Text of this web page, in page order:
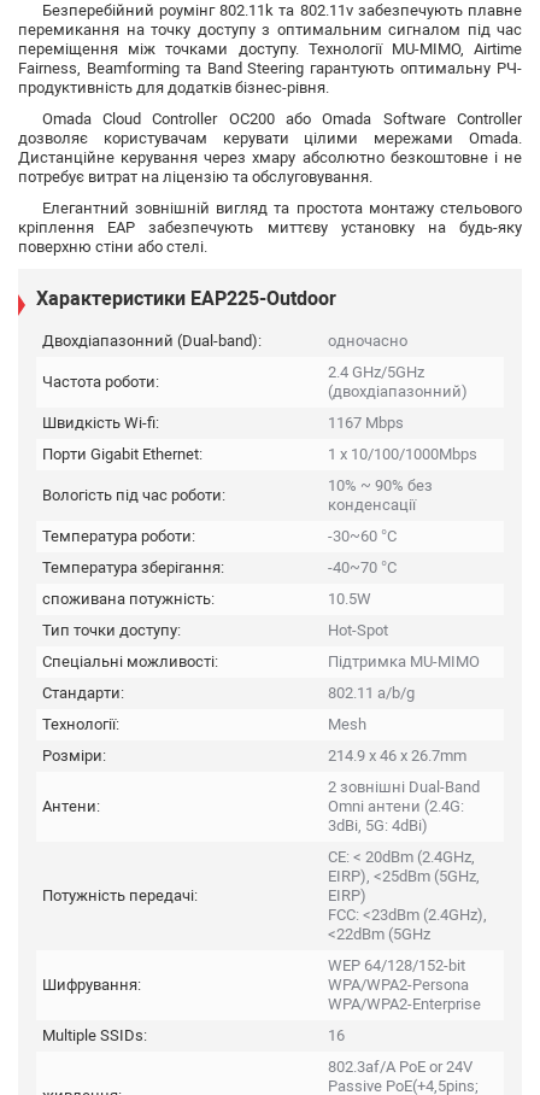
Безперебійний роумінг 802.11k та 802.11v забезпечують плавне
перемикання на точку доступу з оптимальним сигналом під час
переміщення між точками доступу. Технології MU-MIMO, Airtime
Fairness, Beamforming та Band Steering гарантують оптимальну РЧ-
продуктивність для додатків бізнес-рівня.
Omada Cloud Controller OC200 або Omada Software Controller
дозволяє користувачам керувати цілими мережами Omada.
Дистанційне керування через хмару абсолютно безкоштовне і не
потребує витрат на ліцензію та обслуговування.
Елегантний зовнішній вигляд та простота монтажу стельового
кріплення EAP забезпечують миттєву установку на будь-яку
поверхню стіни або стелі.
Характеристики EAP225-Outdoor
Двохдіапазонний (Dual-band): одночасно
Частота роботи:
2.4 GHz/5GHz
(двохдіапазонний)
Швидкість Wi-fi:
1167 Mbps
Порти Gigabit Ethernet:
1 x 10/100/1000Mbps
Вологість під час роботи:
10% ~ 90% без
конденсації
Температура роботи:
-30~60 °C
Температура зберігання:
-40~70 °C
споживана потужність:
10.5W
Тип точки доступу:
Hot-Spot
Спеціальні можливості:
Підтримка MU-MIMO
Стандарти:
802.11 a/b/g
Технології:
Mesh
Розміри:
214.9 x 46 x 26.7mm
Антени:
2 зовнішні Dual-Band
Omni антени (2.4G:
3dBi, 5G: 4dBi)
Потужність передачі:
CE: < 20dBm (2.4GHz,
EIRP), <25dBm (5GHz,
EIRP)
FCC: <23dBm (2.4GHz),
<22dBm (5GHz
Шифрування:
WEP 64/128/152-bit
WPA/WPA2-Persona
WPA/WPA2-Enterprise
Multiple SSIDs:
16
802.3af/A PoE or 24V
Passive PoE(+4,5pins;